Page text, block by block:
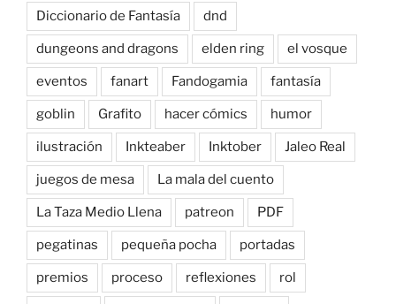
Diccionario de Fantasía dnd
dungeons and dragons elden ring el vosque
eventos fanart Fandogamia fantasía
goblin Grafito hacer cómics humor
ilustración Inkteaber Inktober Jaleo Real
juegos de mesa La mala del cuento
La Taza Medio Llena patreon PDF
pegatinas pequeña pocha portadas
premios proceso reflexiones rol